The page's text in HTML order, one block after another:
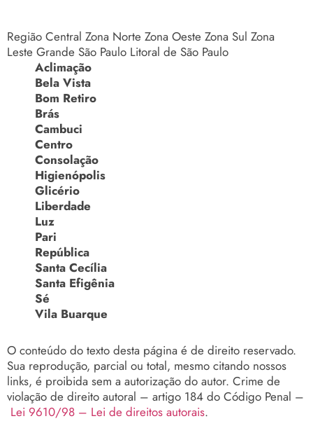
Região Central Zona Norte Zona Oeste Zona Sul Zona
Leste Grande São Paulo Litoral de São Paulo
Aclimação
Bela Vista
Bom Retiro
Brás
Cambuci
Centro
Consolação
Higienópolis
Glicério
Liberdade
Luz
Pari
República
Santa Cecília
Santa Efigênia
Sé
Vila Buarque
O conteúdo do texto desta página é de direito reservado.
Sua reprodução, parcial ou total, mesmo citando nossos
links, é proibida sem a autorização do autor. Crime de
violação de direito autoral – artigo 184 do Código Penal –
Lei 9610/98 – Lei de direitos autorais.